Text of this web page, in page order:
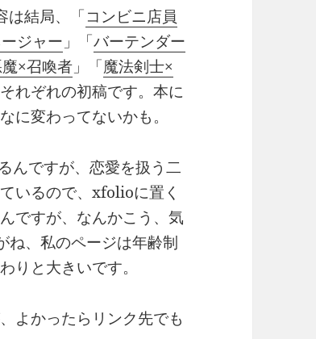
は結局、「コンビニ店員
ジャー 」「バーテンダー
×召喚者 」「魔法剣士×
れぞれの初稿です。本に
に変わってないかも。
んですが、恋愛を扱う二
いるので、xfolioに置く
ですが、なんかこう、気
ね、私のページは年齢制
りと大きいです。
よかったらリンク先でも